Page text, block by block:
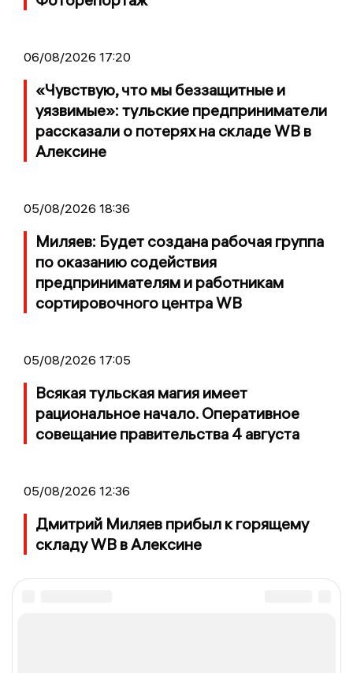
06/08/2026 17:20
«Чувствую, что мы беззащитные и
уязвимые»: тульские предприниматели
рассказали о потерях на складе WB в
Алексине
05/08/2026 18:36
Миляев: Будет создана рабочая группа
по оказанию содействия
предпринимателям и работникам
сортировочного центра WB
05/08/2026 17:05
Всякая тульская магия имеет
рациональное начало. Оперативное
совещание правительства 4 августа
05/08/2026 12:36
Дмитрий Миляев прибыл к горящему
складу WB в Алексине